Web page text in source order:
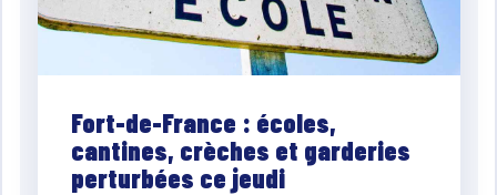
Fort-de-France : écoles,
cantines, crèches et garderies
perturbées ce jeudi